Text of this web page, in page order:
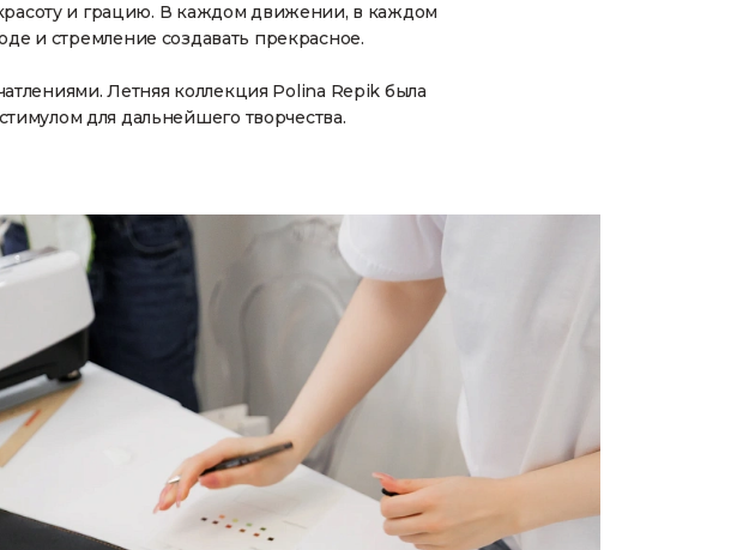
и грацию. В каждом движении, в каждом
и стремление создавать прекрасное.
Летняя коллекция Polina Repik была
для дальнейшего творчества.